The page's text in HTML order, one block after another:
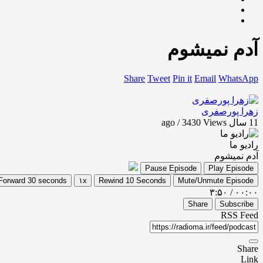
آدم نمیشوم
Share Tweet Pin it Email WhatsApp
زهرا پورصفری
11 سال ago / 3430
Views
رادیو ما
آدم نمیشوم
Play Episode
Pause Episode
Mute/Unmute Episode
Rewind 10 Seconds ۱x 30 seconds
۰۰:۰۰ / ۳:۵۰
Subscribe
Share
RSS Feed
Share
Link